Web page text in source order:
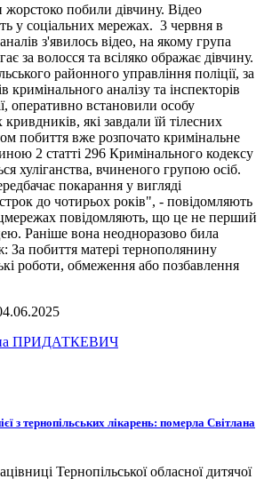
жорстоко побили дівчину. Відео
у соціальних мережах. 3 червня в
з'явилось відео, на якому група
за волосся та всіляко ображає дівчину.
районного управління поліції, за
кримінального аналізу та інспекторів
оперативно встановили особу
які завдали їй тілесних
побиття вже розпочато кримінальне
2 статті 296 Кримінального кодексу
хуліганства, вчиненого групою осіб.
покарання у вигляді
до чотирьох років", - повідомляють
повідомляють, що це не перший
Раніше вона неодноразово била
За побиття матері тернополянину
роботи, обмеження або позбавлення
з тернопільських лікарень: померла Світлана
Тернопільської обласної дитячої